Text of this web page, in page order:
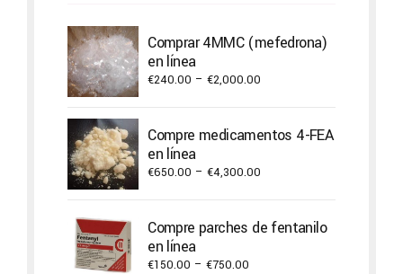
Comprar 4MMC (mefedrona)
en línea
€240.00 – €2,000.00
through
Compre medicamentos 4-FEA
en línea
€650.00 – €4,300.00
through
Compre parches de fentanilo
en línea
€150.00 – €750.00